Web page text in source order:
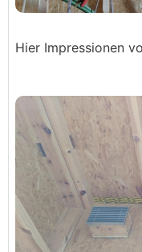
Hier Impressionen